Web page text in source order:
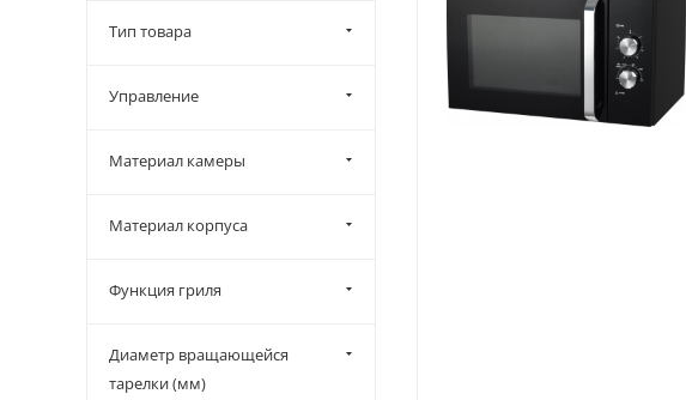
Turbo Micro Wave (
Waring (
Тип товара
Управление
Материал камеры
Материал корпуса
Функция гриля
Диаметр вращающейся
тарелки (мм)